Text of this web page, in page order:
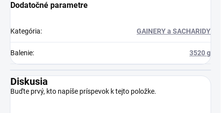
Dodatočné parametre
Kategória: GAINERY a SACHARIDY
Balenie: 3520 g
Diskusia
Buďte prvý, kto napíše príspevok k tejto položke.